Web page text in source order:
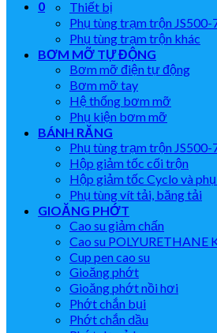
0
Thiết bị
Phụ tùng trạm trộn
Phụ tùng trạm trộn khác
BƠM MỠ TỰ ĐỘNG
Bơm mỡ điện tự động
Bơm mỡ tay
Hệ thống bơm mỡ
Phụ kiện bơm mỡ
BÁNH RĂNG
Phụ tùng trạm trộn
Hộp giảm tốc cối trộn
Hộp giảm tốc Cyclo và
Phụ tùng vít tải, băng tải
GIOĂNG PHỚT
Cao su giảm chấn
Cao su POLYURETHANE
Cup pen cao su
Gioăng phớt
Gioăng phớt nồi hơi
Phớt chắn bụi
Phớt chắn dầu